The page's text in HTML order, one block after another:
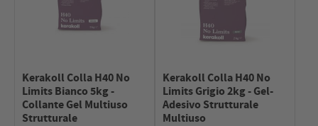
Kerakoll Colla H40 No
Limits Bianco 5kg -
Collante Gel Multiuso
Strutturale
Kerakoll Colla H40 No
Limits Grigio 2kg - Gel-
Adesivo Strutturale
Multiuso